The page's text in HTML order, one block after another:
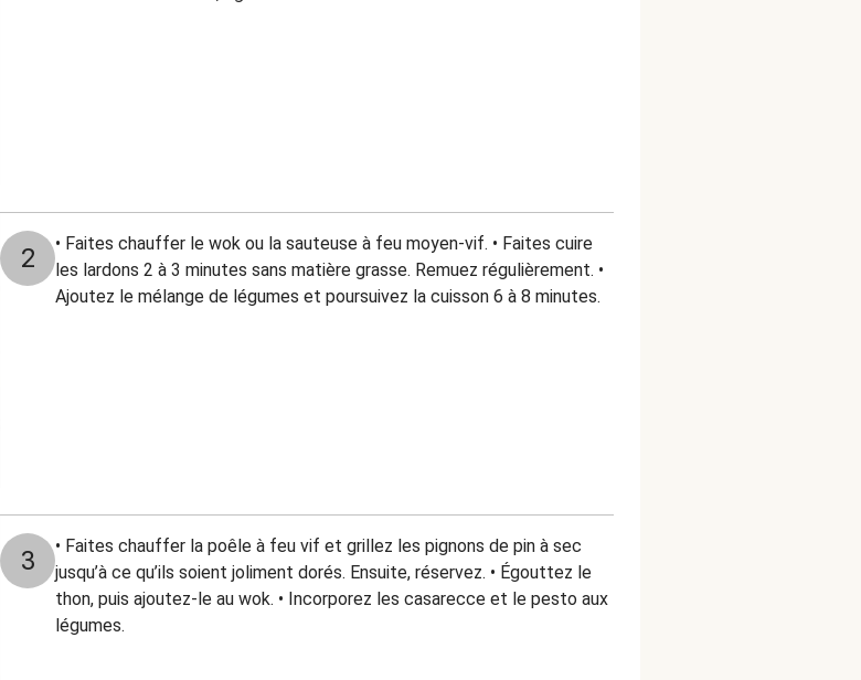
2
• Faites chauffer le wok ou la sauteuse à feu moyen-vif. • Faites cuire
les lardons 2 à 3 minutes sans matière grasse. Remuez régulièrement. •
Ajoutez le mélange de légumes et poursuivez la cuisson 6 à 8 minutes.
3
• Faites chauffer la poêle à feu vif et grillez les pignons de pin à sec
jusqu’à ce qu’ils soient joliment dorés. Ensuite, réservez. • Égouttez le
thon, puis ajoutez-le au wok. • Incorporez les casarecce et le pesto aux
légumes.